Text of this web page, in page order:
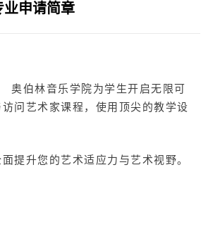
业申请简章
奥伯林音乐学院为学生开启无限可
问艺术家课程，使用顶尖的教学设
提升您的艺术适应力与艺术视野。